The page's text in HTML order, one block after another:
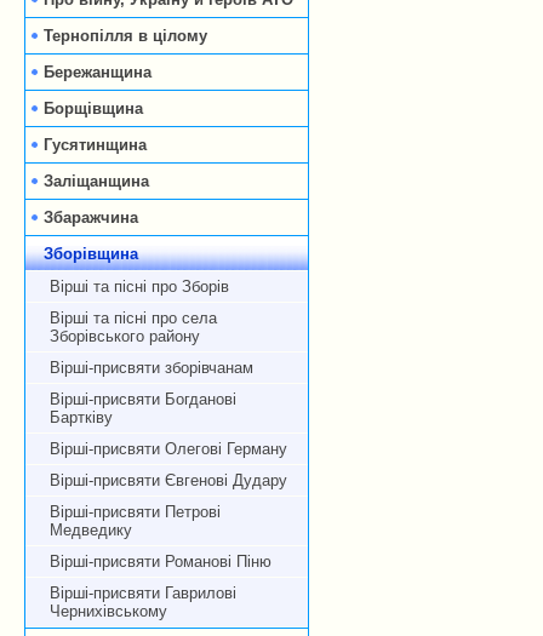
Тернопілля в цілому
Бережанщина
Борщівщина
Гусятинщина
Заліщанщина
Збаражчина
Зборівщина
Вірші та пісні про Зборів
Вірші та пісні про села
Зборівського району
Вірші-присвяти зборівчанам
Вірші-присвяти Богданові
Бартківу
Вірші-присвяти Олегові Герману
Вірші-присвяти Євгенові Дудару
Вірші-присвяти Петрові
Медведику
Вірші-присвяти Романові Піню
Вірші-присвяти Гаврилові
Чернихівському